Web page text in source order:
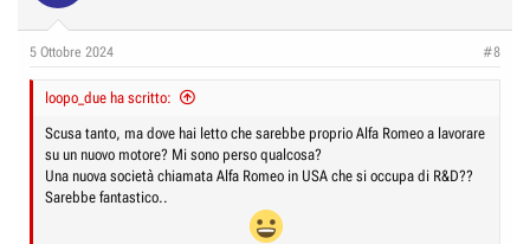
s
5 Ottobre 2024 #8
loopo_due ha scritto:
Scusa tanto, ma dove hai letto che sarebbe proprio Alfa Romeo a lavorare
su un nuovo motore? Mi sono perso qualcosa?
Una nuova società chiamata Alfa Romeo in USA che si occupa di R&D??
Sarebbe fantastico..